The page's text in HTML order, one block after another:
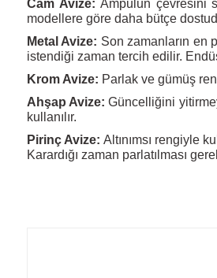
Cam Avize: Ampulun çevresini
modellere göre daha bütçe
Metal Avize: Son zamanların en
istendiği zaman tercih edilir.
Krom Avize: Parlak ve gümüş
Ahşap Avize:Güncelliğini
kullanılır.
Pirinç Avize:Altınımsı rengiyle
Karardığı zaman parlatılması